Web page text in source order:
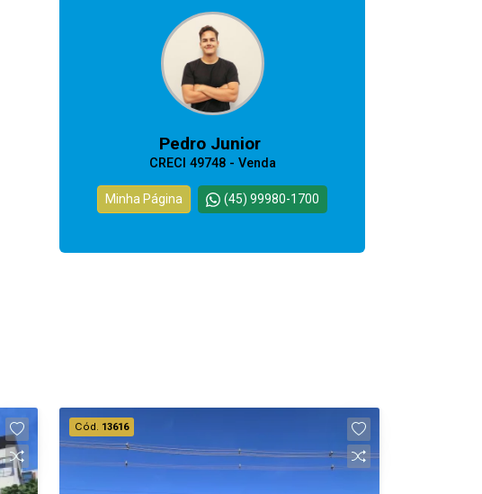
Pedro Junior
CRECI 49748 - Venda
Minha Página (45) 99980-1700
Cód. 13616